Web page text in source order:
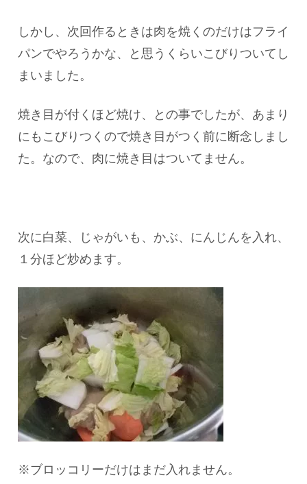
しかし、次回作るときは肉を焼くのだけはフライ
パンでやろうかな、と思うくらいこびりついてし
まいました。
焼き目が付くほど焼け、との事でしたが、あまり
にもこびりつくので焼き目がつく前に断念しまし
た。なので、肉に焼き目はついてません。
次に白菜、じゃがいも、かぶ、にんじんを入れ、
１分ほど炒めます。
※ブロッコリーだけはまだ入れません。